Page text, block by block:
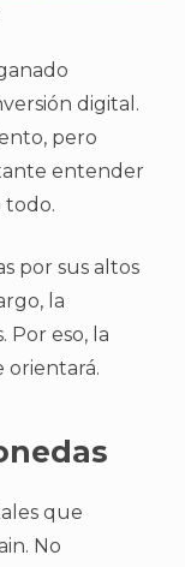
digital.
pero
entender
todo.
por sus altos
la
Por eso, la
orientará.
que
No